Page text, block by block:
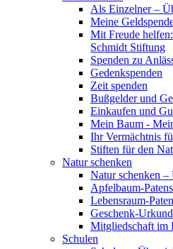
Als Einzelner –
Meine
Mit Freude
Schmidt Stiftung
Spenden zu
Gedenkspenden
Zeit spenden
Bußgelder und
Einkaufen und
Mein Baum -
Ihr Vermächtnis
Stiften für den
Natur schenken
Natur schenken –
Apfelbaum-
Lebensraum-
Geschenk-
Mitgliedschaft im
Schulen